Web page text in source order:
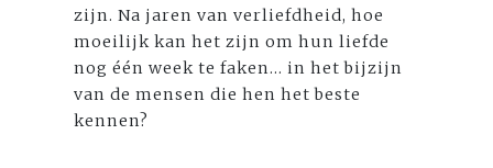
zijn. Na jaren van verliefdheid, hoe
moeilijk kan het zijn om hun liefde
nog één week te faken... in het bijzijn
van de mensen die hen het beste
kennen?